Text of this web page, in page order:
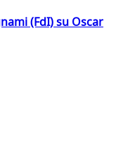
(FdI) su Oscar